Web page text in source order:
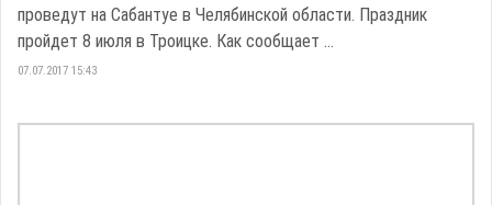
проведут на Сабантуе в Челябинской области. Праздник
пройдет 8 июля в Троицке. Как сообщает ...
07.07.2017 15:43